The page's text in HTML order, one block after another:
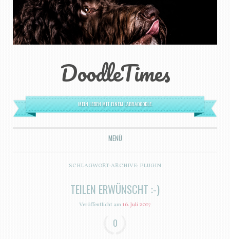
DoodleTimes
MEIN LEBEN MIT EINEM LABRADOODLE.
MENÜ
ZUM INHALT SPRINGEN
SCHLAGWORT-ARCHIVE: PLUGIN
TEILEN ERWÜNSCHT :-)
Veröffentlicht am16. Juli 2017
0